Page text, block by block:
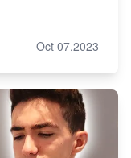
Oct 07,2023